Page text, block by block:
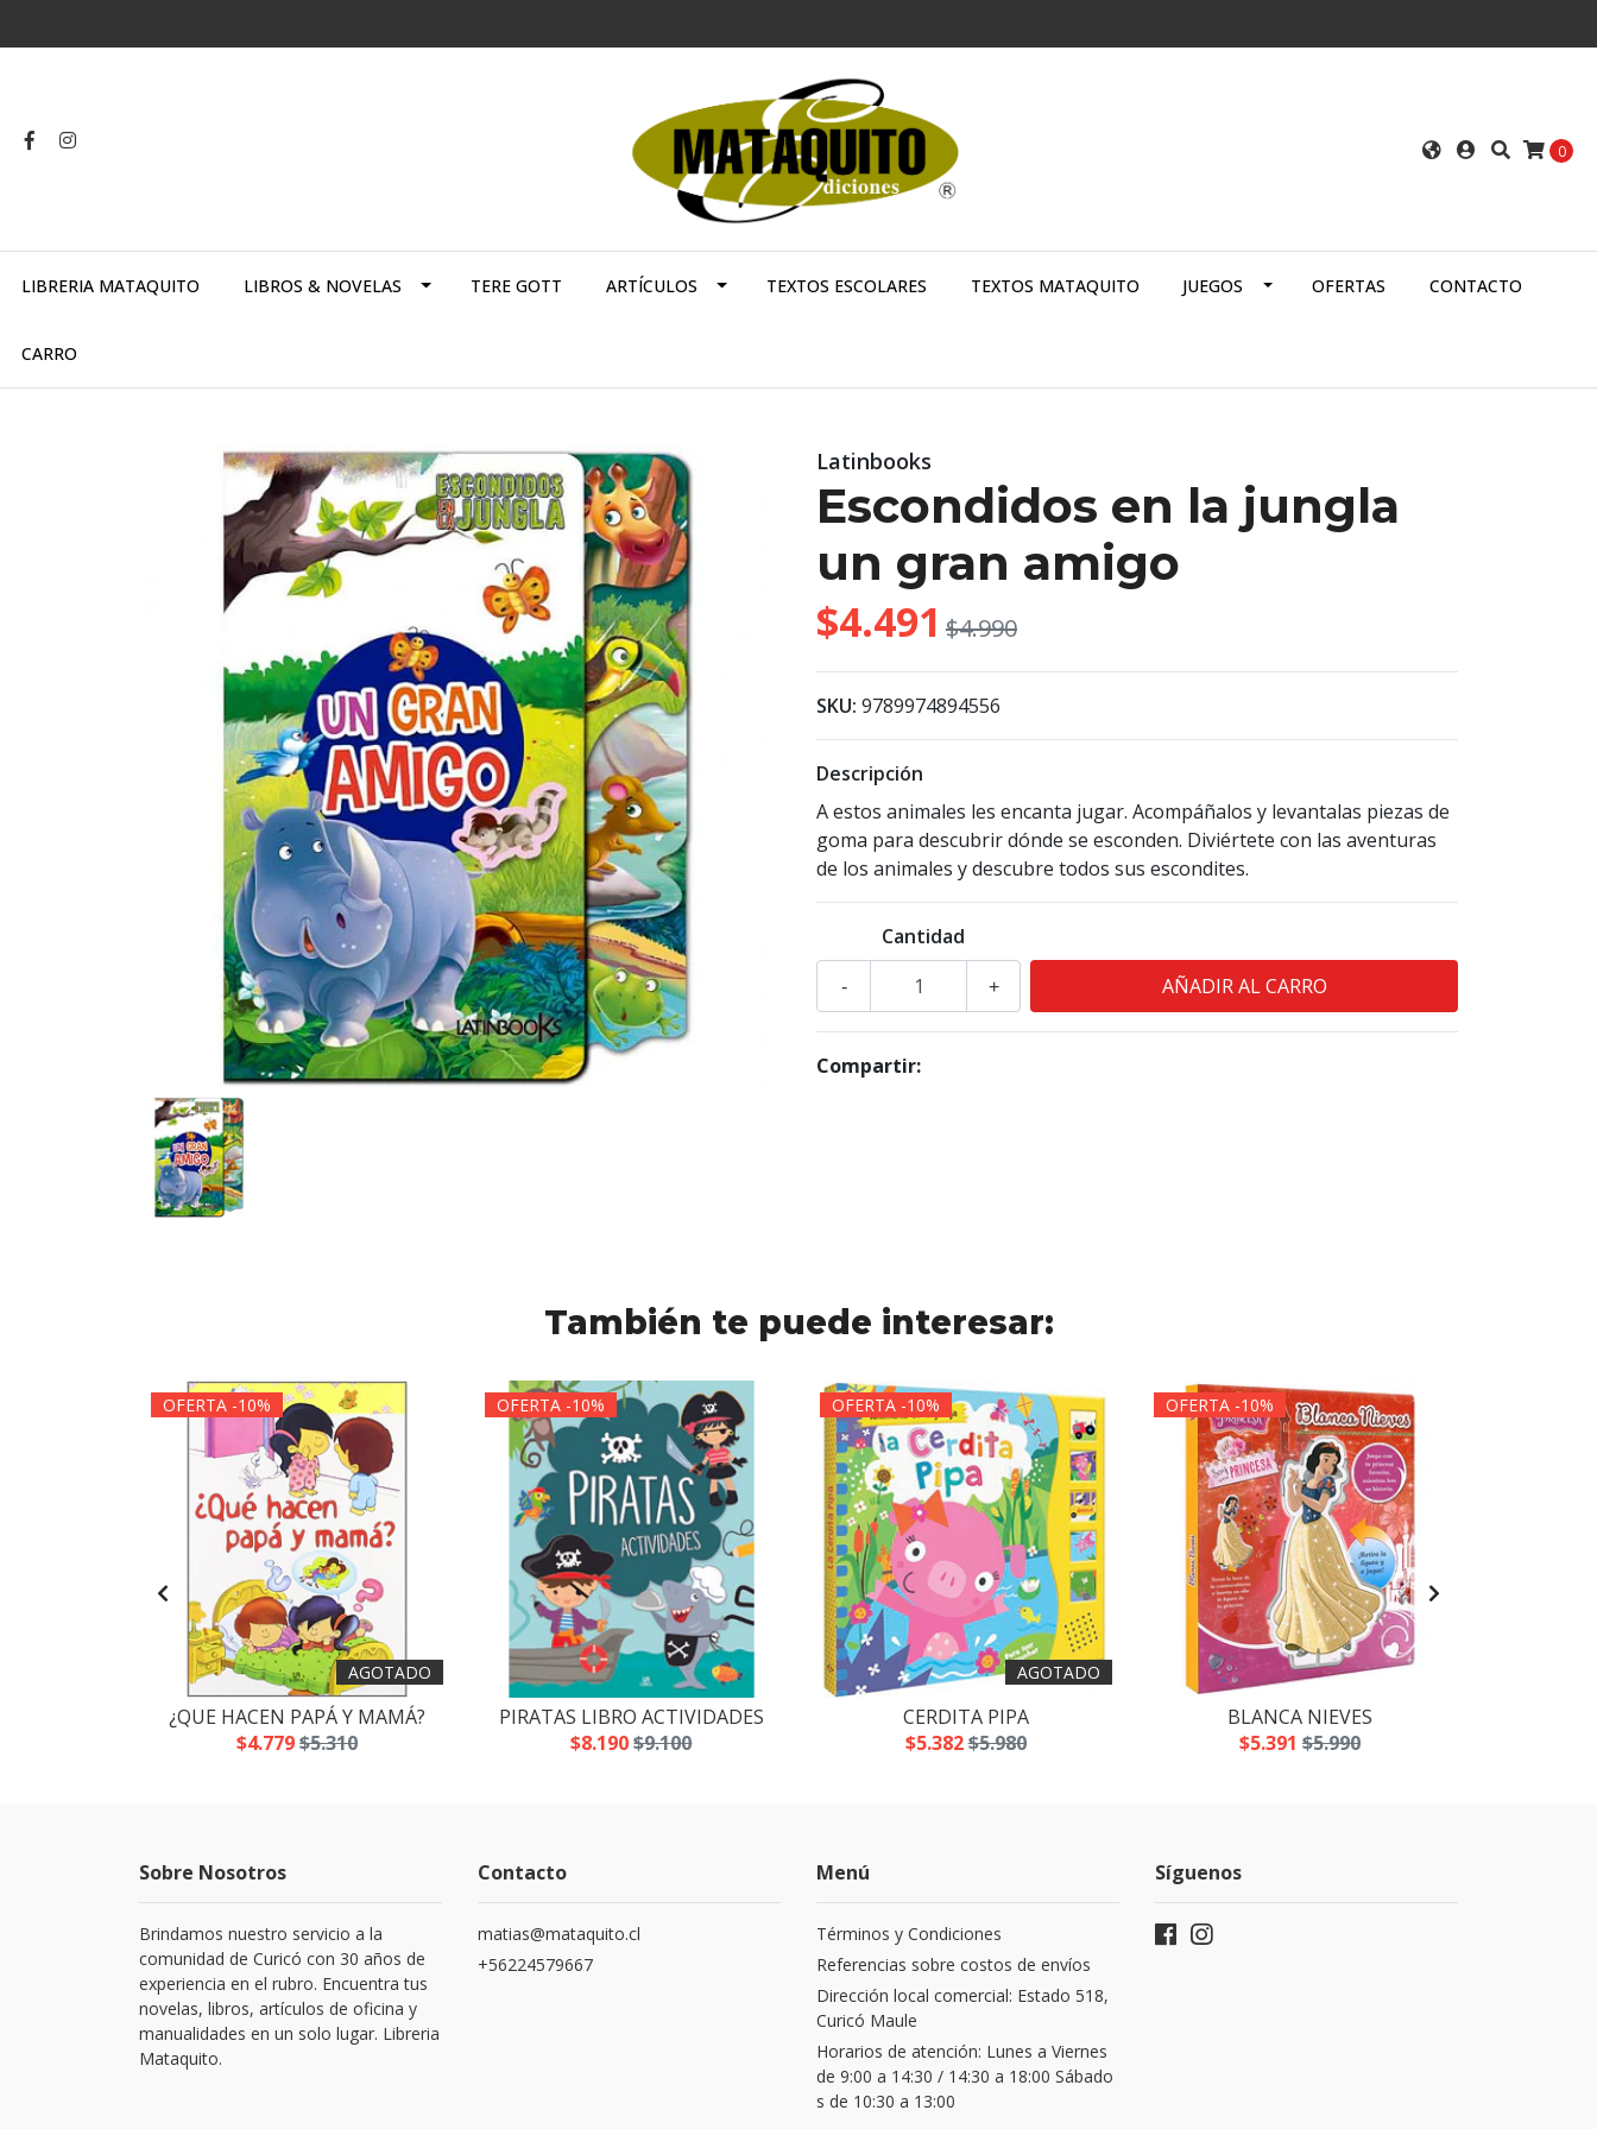
0
LIBRERIA MATAQUITO LIBROS & NOVELAS TERE GOTT ARTÍCULOS TEXTOS ESCOLARES TEXTOS MATAQUITO JUEGOS OFERTAS CONTACTO
CARRO
Latinbooks
Escondidos en la jungla
un gran amigo
$4.491 $4.990
SKU: 9789974894556
Descripción
A estos animales les encanta jugar. Acompáñalos y levantalas piezas de
goma para descubrir dónde se esconden. Diviértete con las aventuras
de los animales y descubre todos sus escondites.
Cantidad
+
-
Compartir:
También te puede interesar:
OFERTA -10%
AGOTADO
¿QUE HACEN PAPÁ Y MAMÁ?
$4.779$5.310
OFERTA -10%
PIRATAS LIBRO ACTIVIDADES
$8.190$9.100
OFERTA -10%
AGOTADO
CERDITA PIPA
$5.382$5.980
OFERTA -10%
BLANCA NIEVES
$5.391 $5.990
Sobre Nosotros
Brindamos nuestro servicio a la
comunidad de Curicó con 30 años de
experiencia en el rubro. Encuentra tus
novelas, libros, artículos de oficina y
manualidades en un solo lugar. Libreria
Mataquito.
Contacto
matias@mataquito.cl
+56224579667
Menú
Términos y Condiciones
Referencias sobre costos de envíos
Dirección local comercial: Estado 518,
Curicó Maule
Horarios de atención: Lunes a Viernes
de 9:00 a 14:30 / 14:30 a 18:00 Sábado
s de 10:30 a 13:00
Síguenos